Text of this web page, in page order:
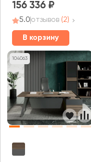
156 336
5.0отзывов (2)
В корзину
104063